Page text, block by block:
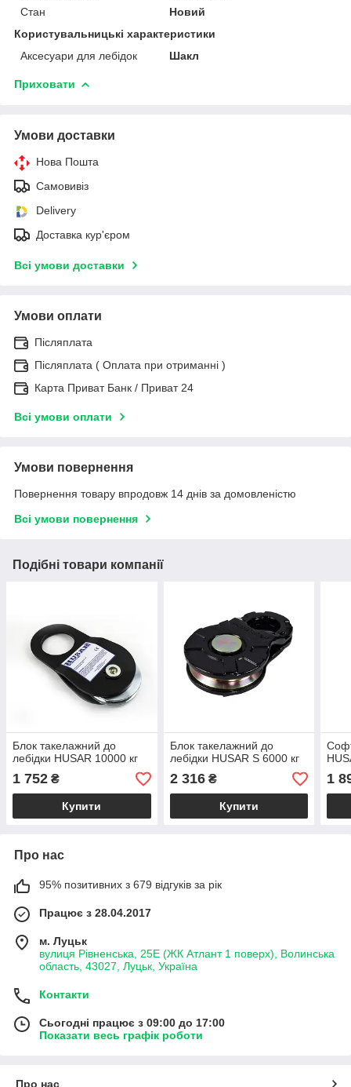
Стан
Новий
Користувальницькі характеристики
Аксесуари для лебідок
Шакл
Приховати
Умови доставки
Нова Пошта
Самовивіз
Delivery
Доставка кур'єром
Всі умови доставки
Умови оплати
Післяплата
Післяплата ( Оплата при отриманні )
Карта Приват Банк / Приват 24
Всі умови оплати
Умови повернення
Повернення товару впродовж 14 днів за домовленістю
Всі умови повернення
Подібні товари компанії
Блок такелажний до
лебідки HUSAR 10000 кг
1 752 ₴
Купити
Блок такелажний до
лебідки HUSAR S 6000 кг
2 316₴
Купити
1
Про нас
95% позитивних з 679 відгуків за рік
Працює з 28.04.2017
м. Луцьк
вулиця Рівненська, 25Е (ЖК Атлант 1 поверх), Волинська
область, 43027, Луцьк, Україна
Контакти
Сьогодні працює з 09:00 до 17:00
Показати весь графік роботи
Про нас